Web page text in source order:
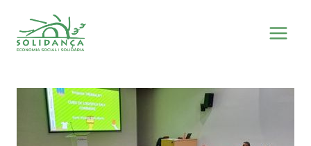
contingut